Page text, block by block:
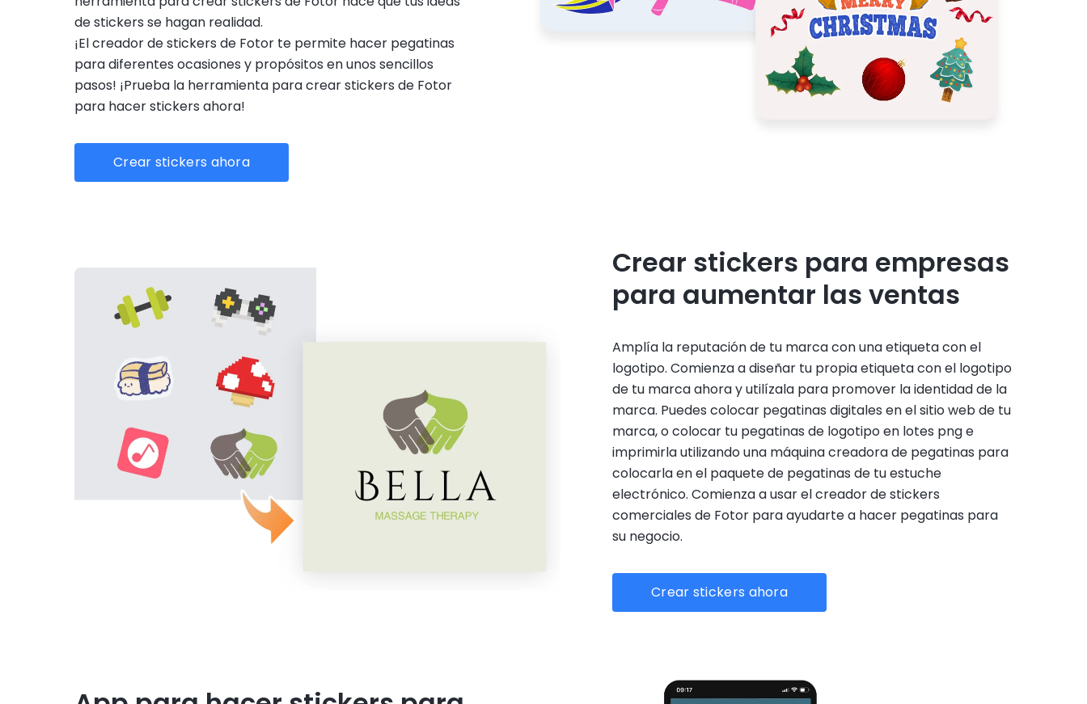
de stickers se hagan realidad.
¡El creador de stickers de Fotor te permite hacer pegatinas
para diferentes ocasiones y propósitos en unos sencillos
pasos! ¡Prueba la herramienta para crear stickers de Fotor
para hacer stickers ahora!
Crear stickers ahora
Crear stickers para empresas
para aumentar las ventas
Amplía la reputación de tu marca con una etiqueta con el
logotipo. Comienza a diseñar tu propia etiqueta con el logotipo
de tu marca ahora y utilízala para promover la identidad de la
marca. Puedes colocar pegatinas digitales en el sitio web de tu
marca, o colocar tu pegatinas de logotipo en lotes png e
imprimirla utilizando una máquina creadora de pegatinas para
colocarla en el paquete de pegatinas de tu estuche
electrónico. Comienza a usar el creador de stickers
comerciales de Fotor para ayudarte a hacer pegatinas para
su negocio.
Crear stickers ahora